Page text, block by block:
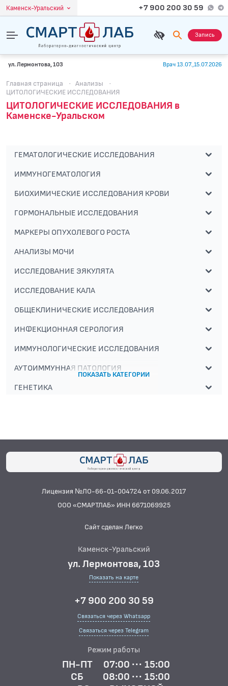
Каменск-Уральский +7 900 200 30 59
Запись
ул. Лермонтова, 103 Врач 13.07.,15.07.2026
Главная страница · Анализы
·
ЦИТОЛОГИЧЕСКИЕ ИССЛЕДОВАНИЯ
ЦИТОЛОГИЧЕСКИЕ ИССЛЕДОВАНИЯ в
Каменске-Уральском
ГЕМАТОЛОГИЧЕСКИЕ ИССЛЕДОВАНИЯ
ИММУНОГЕМАТОЛОГИЯ
БИОХИМИЧЕСКИЕ ИССЛЕДОВАНИЯ КРОВИ
ГОРМОНАЛЬНЫЕ ИССЛЕДОВАНИЯ
МАРКЕРЫ ОПУХОЛЕВОГО РОСТА
АНАЛИЗЫ МОЧИ
ИССЛЕДОВАНИЕ ЭЯКУЛЯТА
ИССЛЕДОВАНИЕ КАЛА
ОБЩЕКЛИНИЧЕСКИЕ ИССЛЕДОВАНИЯ
ИНФЕКЦИОННАЯ СЕРОЛОГИЯ
ИММУНОЛОГИЧЕСКИЕ ИССЛЕДОВАНИЯ
АУТОИММУННАЯ ПАТОЛОГИЯ
ГЕНЕТИКА
ИССЛЕДОВАНИЯ
БАКТЕРИОЛОГИЧЕСКИЕ ИССЛЕДОВАНИЯ
БИОХИМИЧЕСКИЕ ИССЛЕДОВАНИЯ
БИОЛОГИЧЕСКИХ ЖИДКОСТЕЙ
КОАГУЛОЛОГИЧЕСКИЕ ИССЛЕДОВАНИЯ
ЦИТОЛОГИЧЕСКИЕ ИССЛЕДОВАНИЯ — Общие
ПОКАЗАТЬ КАТЕГОРИИ
Лицензия №ЛО-66-01-004724 от 09.06.2017
ООО «СМАРТЛАБ» ИНН 6671069925
Сайт сделан Легко
Каменск-Уральский
ул. Лермонтова, 103
Показать на карте
+7 900 200 30 59
Связаться через Whatsapp
Связаться через Telegram
Режим работы
ПН-ПТ
07:00 ··· 15:00
СБ
08:00 ··· 15:00